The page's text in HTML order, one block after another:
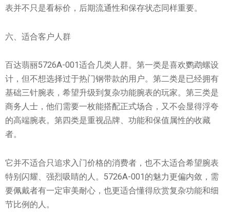
表并不只是看标价，后期流通性和保存状态同样重要。
六、适合客户人群
百达翡丽5726A-001适合几类人群。第一类是喜欢鹦鹉螺设
计，但不想选择过于热门钢带款的用户。第二类是已经拥有
基础三针腕表，希望升级到复杂功能腕表的玩家。第三类是
商务人士，他们需要一枚能搭配正式场合，又不会显得浮夸
的高端腕表。第四类是重视品牌、功能和保值属性的收藏
者。
它并不适合只追求入门价格的消费者，也不太适合希望腕表
特别闪耀、强烈吸睛的人。5726A-001的魅力更偏内敛，需
要佩戴者有一定审美耐心，也更适合懂得欣赏复杂功能和细
节比例的人。